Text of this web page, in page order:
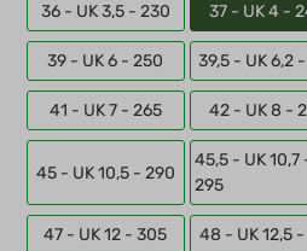
36 - UK 3,5 - 230 37 - UK 4 -
39 - UK 6 - 250 39,5 - UK 6,2
41 - UK 7 - 265 42 - UK 8 -
45 - UK 10,5 - 290
45,5 - UK 10,7
295
47 - UK 12 - 305 48 - UK 12,5 -